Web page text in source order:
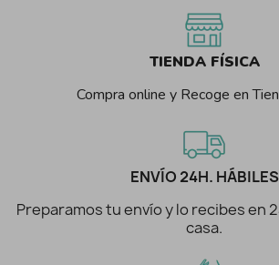
TIENDA FÍSICA
Compra online y Recoge en
ENVÍO 24H. HÁBILES
Preparamos tu envío y lo recibes en
casa.